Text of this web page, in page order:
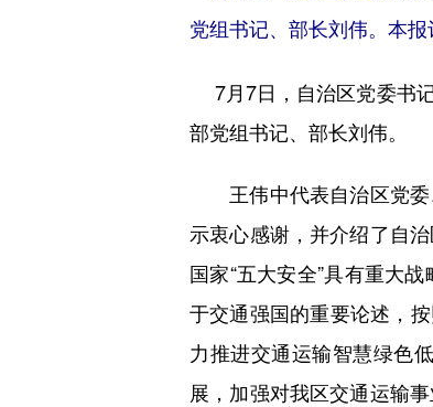
党组书记、部长刘伟。本
7月7日，自治区党委书
部党组书记、部长刘伟。
王伟中代表自治区党委
示衷心感谢，并介绍了自
国家“五大安全”具有重大
于交通强国的重要论述，
力推进交通运输智慧绿色
展，加强对我区交通运输